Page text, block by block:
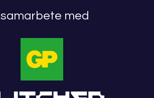
I samarbete med